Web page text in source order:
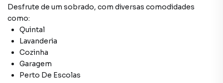
Desfrute de um sobrado, com diversas comodidades
como:
Quintal
Lavanderia
Cozinha
Garagem
Perto De Escolas